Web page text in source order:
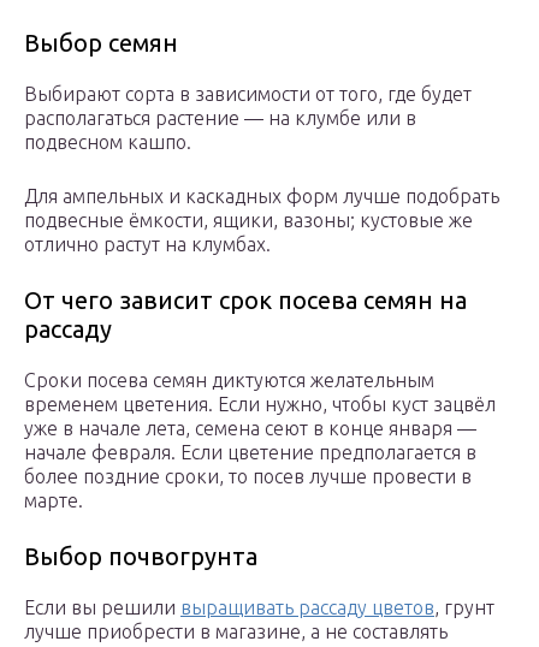
Выбор семян
Выбирают сорта в зависимости от того, где будет
располагаться растение — на клумбе или в
подвесном кашпо.
Для ампельных и каскадных форм лучше подобрать
подвесные ёмкости, ящики, вазоны; кустовые же
отлично растут на клумбах.
От чего зависит срок посева семян на
рассаду
Сроки посева семян диктуются желательным
временем цветения. Если нужно, чтобы куст зацвёл
уже в начале лета, семена сеют в конце января —
начале февраля. Если цветение предполагается в
более поздние сроки, то посев лучше провести в
марте.
Выбор почвогрунта
Если вы решили выращивать рассаду цветов, грунт
лучше приобрести в магазине, а не составлять